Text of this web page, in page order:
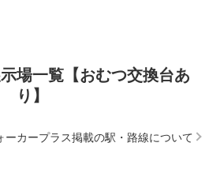
場一覧【おむつ交換台あ
り】
ーカープラス掲載の駅・路線について